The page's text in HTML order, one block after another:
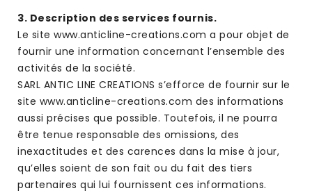
3. Description des services fournis.
Le site www.anticline-creations.com a pour objet de
fournir une information concernant l’ensemble des
activités de la société.
SARL ANTIC LINE CREATIONS s’efforce de fournir sur le
site www.anticline-creations.com des informations
aussi précises que possible. Toutefois, il ne pourra
être tenue responsable des omissions, des
inexactitudes et des carences dans la mise à jour,
qu’elles soient de son fait ou du fait des tiers
partenaires qui lui fournissent ces informations.